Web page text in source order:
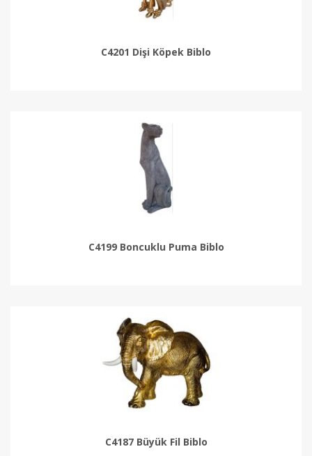
C4201 Dişi Köpek Biblo
C4199 Boncuklu Puma Biblo
C4187 Büyük Fil Biblo